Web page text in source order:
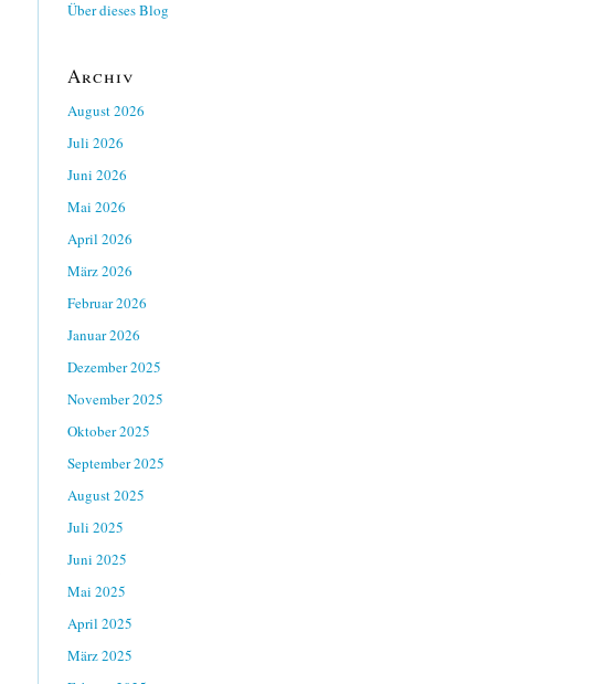
Über dieses Blog
Archiv
August 2026
Juli 2026
Juni 2026
Mai 2026
April 2026
März 2026
Februar 2026
Januar 2026
Dezember 2025
November 2025
Oktober 2025
September 2025
August 2025
Juli 2025
Juni 2025
Mai 2025
April 2025
März 2025